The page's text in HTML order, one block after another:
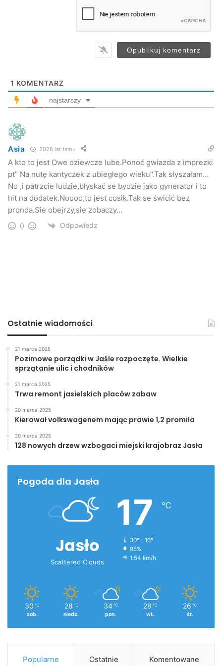
1 KOMENTARZ
najstarszy
Asia 2026 lat temu
A kto to jest Owe dziewcze lube.Ponoć gwiazda z imprezki
pt" Na nutę kantyczek z ubiegłego wieku".Tak słyszałam…
No ,i patrzcie ludzie,błyskać se bydzie jako gynerator i to
hit na dodatek.Noooo,to jest cosik.Tak se świcić bez
pronda.Sie obejrzy,sie zobaczy…
0 Odpowiedz
Ostatnie wiadomości
21 marca 2025
Pozimowe porządki w Jaśle rozpoczęte. Wielkie
sprzątanie ulic i chodników
21 marca 2025
Trwa remont jasielskich placów zabaw
20 marca 2025
Kierował volkswagenem mając prawie 1,2 promila
20 marca 2025
128 nowych drzew wzbogaci miejski krajobraz Jasła
Pogoda dla Jasła
Jasło
Scattered Clouds
17 ℃
30º - 16º
95%
1.54 km/h
30 ℃
sob.
28 ℃
niedz.
34 ℃
pon.
28 ℃
wt.
26 ℃
śr.
Popularne Ostatnie Komentowane